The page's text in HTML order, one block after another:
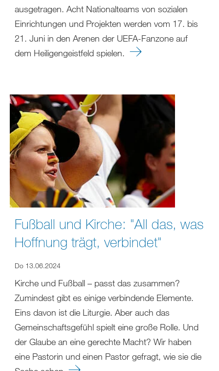
ausgetragen. Acht Nationalteams von sozialen
Einrichtungen und Projekten werden vom 17. bis
21. Juni in den Arenen der UEFA-Fanzone auf
dem Heiligengeistfeld spielen.
Fußball und Kirche: "All das, was
Hoffnung trägt, verbindet"
Do 13.06.2024
Kirche und Fußball – passt das zusammen?
Zumindest gibt es einige verbindende Elemente.
Eins davon ist die Liturgie. Aber auch das
Gemeinschaftsgefühl spielt eine große Rolle. Und
der Glaube an eine gerechte Macht? Wir haben
eine Pastorin und einen Pastor gefragt, wie sie die